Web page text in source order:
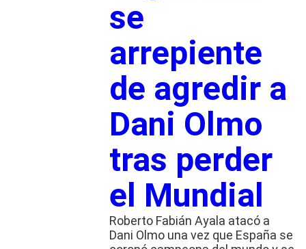
se
arrepiente
de agredir a
Dani Olmo
tras perder
el Mundial
Roberto Fabián Ayala atacó a
Dani Olmo una vez que España se